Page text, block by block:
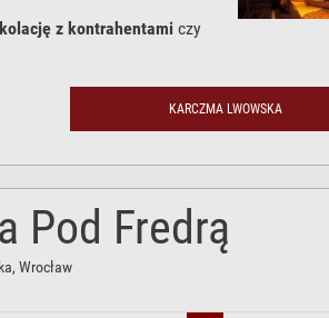
kolację z kontrahentami czy
KARCZMA LWOWSKA
Pod Fredrą
, Wrocław